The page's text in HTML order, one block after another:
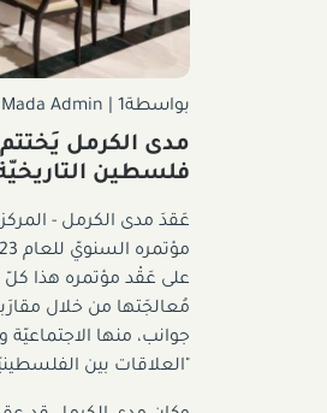
بواسطةMada Admin1 يونيو 2023
فلسطين
عَقدَ مدى الكرمل -
على عَقْد مؤتمره هذا كلّ
مُعالجَتها من خلال
جوانب، منها
"العلاقات بين